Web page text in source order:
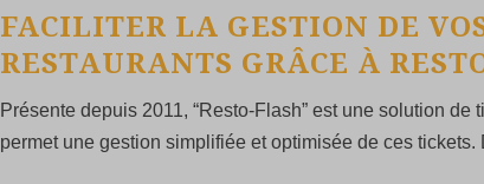
FACILITER LA GESTION DE
RESTAURANTS GRÂCE À
Présente depuis 2011, “Resto-Flash” est une solution
permet une gestion simplifiée et optimisée de ces